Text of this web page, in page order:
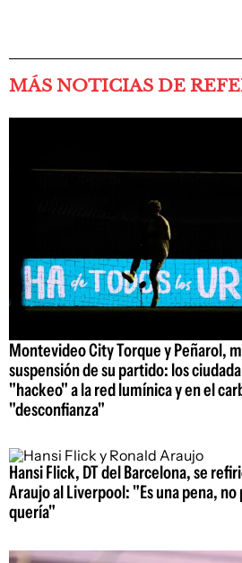
MÁS NOTICIAS DE
Montevideo City Torque y Peñarol,
suspensión de su partido: los
"hackeo" a la red lumínica y en el
"desconfianza"
Hansi Flick, DT del Barcelona, se
Araujo al Liverpool: "Es una pena,
quería"